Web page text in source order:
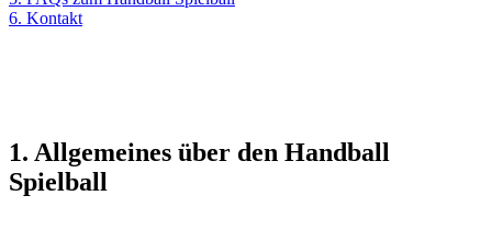
6. Kontakt
1. Allgemeines über den Handball
Spielball